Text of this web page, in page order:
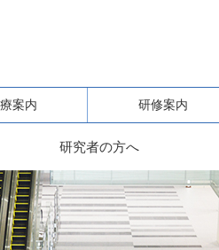
案内 研修案内
研究者の方へ